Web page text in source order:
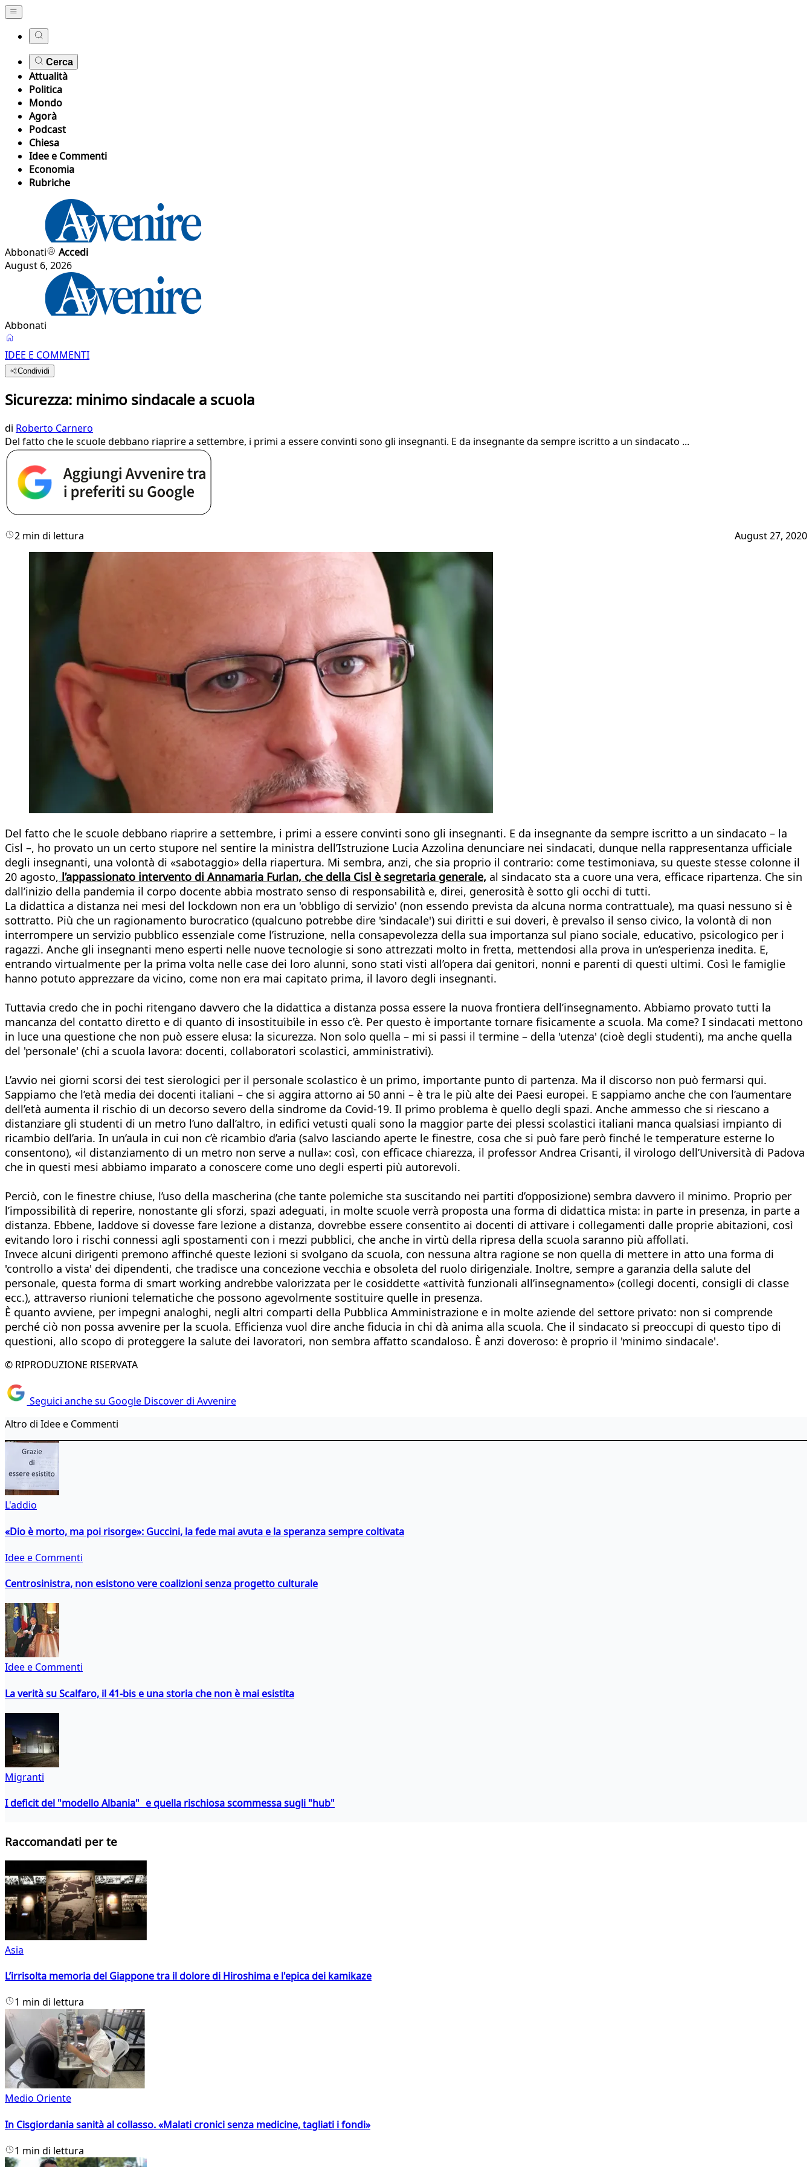
Cerca
Attualità
Politica
Mondo
Agorà
Podcast
Chiesa
Idee e Commenti
Economia
Rubriche
Abbonati
Accedi
August 6, 2026
Abbonati
IDEE E COMMENTI
Condividi
Sicurezza: minimo sindacale a scuola
di Roberto Carnero
Del fatto che le scuole debbano riaprire a settembre, i primi a essere convinti sono gli insegnanti. E da insegnante da sempre iscritto a un sindacato ...
2 min di lettura August 27, 2020
Del fatto che le scuole debbano riaprire a settembre, i primi a essere convinti sono gli insegnanti. E da insegnante da sempre iscritto a un sindacato – la
Cisl –, ho provato un un certo stupore nel sentire la ministra dell’Istruzione Lucia Azzolina denunciare nei sindacati, dunque nella rappresentanza ufficiale
degli insegnanti, una volontà di «sabotaggio» della riapertura. Mi sembra, anzi, che sia proprio il contrario: come testimoniava, su queste stesse colonne il
20 agosto, l’appassionato intervento di Annamaria Furlan, che della Cisl è segretaria generale, al sindacato sta a cuore una vera, efficace ripartenza. Che sin
dall’inizio della pandemia il corpo docente abbia mostrato senso di responsabilità e, direi, generosità è sotto gli occhi di tutti.
La didattica a distanza nei mesi del lockdown non era un 'obbligo di servizio' (non essendo prevista da alcuna norma contrattuale), ma quasi nessuno si è
sottratto. Più che un ragionamento burocratico (qualcuno potrebbe dire 'sindacale') sui diritti e sui doveri, è prevalso il senso civico, la volontà di non
interrompere un servizio pubblico essenziale come l’istruzione, nella consapevolezza della sua importanza sul piano sociale, educativo, psicologico per i
ragazzi. Anche gli insegnanti meno esperti nelle nuove tecnologie si sono attrezzati molto in fretta, mettendosi alla prova in un’esperienza inedita. E,
entrando virtualmente per la prima volta nelle case dei loro alunni, sono stati visti all’opera dai genitori, nonni e parenti di questi ultimi. Così le famiglie
hanno potuto apprezzare da vicino, come non era mai capitato prima, il lavoro degli insegnanti.
Tuttavia credo che in pochi ritengano davvero che la didattica a distanza possa essere la nuova frontiera dell’insegnamento. Abbiamo provato tutti la
mancanza del contatto diretto e di quanto di insostituibile in esso c’è. Per questo è importante tornare fisicamente a scuola. Ma come? I sindacati mettono
in luce una questione che non può essere elusa: la sicurezza. Non solo quella – mi si passi il termine – della 'utenza' (cioè degli studenti), ma anche quella
del 'personale' (chi a scuola lavora: docenti, collaboratori scolastici, amministrativi).
L’avvio nei giorni scorsi dei test sierologici per il personale scolastico è un primo, importante punto di partenza. Ma il discorso non può fermarsi qui.
Sappiamo che l’età media dei docenti italiani – che si aggira attorno ai 50 anni – è tra le più alte dei Paesi europei. E sappiamo anche che con l’aumentare
dell’età aumenta il rischio di un decorso severo della sindrome da Covid-19. Il primo problema è quello degli spazi. Anche ammesso che si riescano a
distanziare gli studenti di un metro l’uno dall’altro, in edifici vetusti quali sono la maggior parte dei plessi scolastici italiani manca qualsiasi impianto di
ricambio dell’aria. In un’aula in cui non c’è ricambio d’aria (salvo lasciando aperte le finestre, cosa che si può fare però finché le temperature esterne lo
consentono), «il distanziamento di un metro non serve a nulla»: così, con efficace chiarezza, il professor Andrea Crisanti, il virologo dell’Università di Padova
che in questi mesi abbiamo imparato a conoscere come uno degli esperti più autorevoli.
Perciò, con le finestre chiuse, l’uso della mascherina (che tante polemiche sta suscitando nei partiti d’opposizione) sembra davvero il minimo. Proprio per
l’impossibilità di reperire, nonostante gli sforzi, spazi adeguati, in molte scuole verrà proposta una forma di didattica mista: in parte in presenza, in parte a
distanza. Ebbene, laddove si dovesse fare lezione a distanza, dovrebbe essere consentito ai docenti di attivare i collegamenti dalle proprie abitazioni, così
evitando loro i rischi connessi agli spostamenti con i mezzi pubblici, che anche in virtù della ripresa della scuola saranno più affollati.
Invece alcuni dirigenti premono affinché queste lezioni si svolgano da scuola, con nessuna altra ragione se non quella di mettere in atto una forma di
'controllo a vista' dei dipendenti, che tradisce una concezione vecchia e obsoleta del ruolo dirigenziale. Inoltre, sempre a garanzia della salute del
personale, questa forma di smart working andrebbe valorizzata per le cosiddette «attività funzionali all’insegnamento» (collegi docenti, consigli di classe
ecc.), attraverso riunioni telematiche che possono agevolmente sostituire quelle in presenza.
È quanto avviene, per impegni analoghi, negli altri comparti della Pubblica Amministrazione e in molte aziende del settore privato: non si comprende
perché ciò non possa avvenire per la scuola. Efficienza vuol dire anche fiducia in chi dà anima alla scuola. Che il sindacato si preoccupi di questo tipo di
questioni, allo scopo di proteggere la salute dei lavoratori, non sembra affatto scandaloso. È anzi doveroso: è proprio il 'minimo sindacale'.
© RIPRODUZIONE RISERVATA
Seguici anche su Google Discover di Avvenire
Altro di Idee e Commenti
L'addio
«Dio è morto, ma poi risorge»: Guccini, la fede mai avuta e la speranza sempre coltivata
Idee e Commenti
Centrosinistra, non esistono vere coalizioni senza progetto culturale
Idee e Commenti
La verità su Scalfaro, il 41-bis e una storia che non è mai esistita
Migranti
I deficit del "modello Albania" e quella rischiosa scommessa sugli "hub"
Raccomandati per te
Asia
L’irrisolta memoria del Giappone tra il dolore di Hiroshima e l'epica dei kamikaze
1 min di lettura
Medio Oriente
In Cisgiordania sanità al collasso. «Malati cronici senza medicine, tagliati i fondi»
1 min di lettura